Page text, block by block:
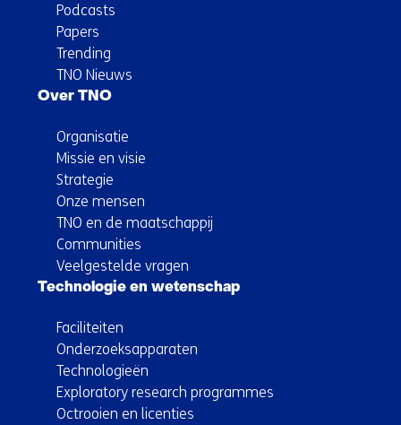
Podcasts
Papers
Trending
TNO Nieuws
Over TNO
Organisatie
Missie en visie
Strategie
Onze mensen
TNO en de maatschappij
Communities
Veelgestelde vragen
Technologie en wetenschap
Faciliteiten
Onderzoeksapparaten
Technologieën
Exploratory research programmes
Octrooien en licenties